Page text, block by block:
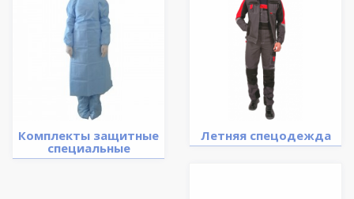
Комплекты защитные
специальные
Летняя спецодежда